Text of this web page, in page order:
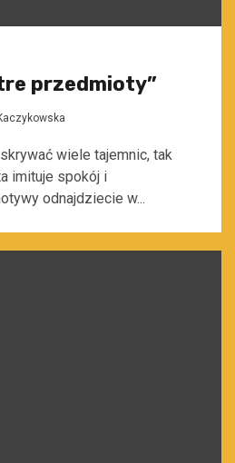
przedmioty”
wiele tajemnic, tak
imituje spokój i
odnajdziecie w...